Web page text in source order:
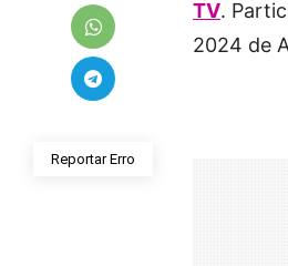
Reportar Erro
TV.
2024 de